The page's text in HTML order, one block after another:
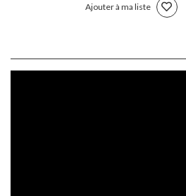
Ajouter à ma liste